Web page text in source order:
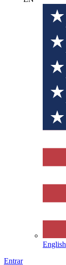
English
Entrar